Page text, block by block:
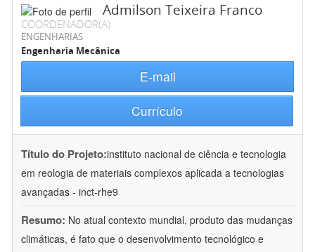
Admilson Teixeira Franco
COORDENADOR(A)
ENGENHARIAS
Engenharia Mecânica
E-mail
Currículo
Título do Projeto:instituto nacional de ciência e tecnologia
em reologia de materiais complexos aplicada a tecnologias
avançadas - inct-rhe9
Resumo: No atual contexto mundial, produto das mudanças
climáticas, é fato que o desenvolvimento tecnológico e